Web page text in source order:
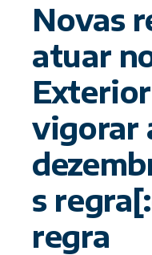
Novas
atuar
vigorar
s
regra